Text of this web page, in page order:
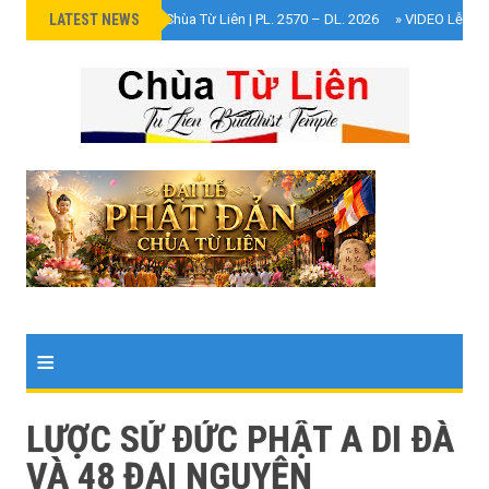
LATEST NEWS
»Đại Lễ Phật Đản Chùa Từ Liên | PL. 2570 – DL. 2026 » VIDEO Lễ
≡
LƯỢC SỬ ÐỨC PHẬT A DI ÐÀ
VÀ 48 ĐẠI NGUYỆN